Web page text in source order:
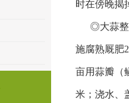
时在傍晚揭
◎大蒜整
施腐熟厩肥
亩用蒜瓣
米；浇水、